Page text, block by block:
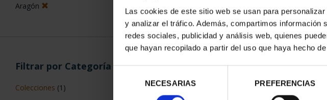
Las cookies de este sitio web se usan para
y analizar el tráfico. Además, compartimos información
redes sociales, publicidad y análisis web, quienes
que hayan recopilado a partir del uso que haya hecho
consentimiento
NECESARIAS PREFERENCIAS
Aragón
Filtrar por Categoría
Colecciones (1)